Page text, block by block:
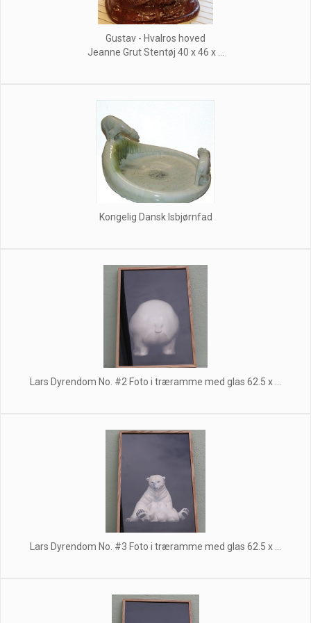
Gustav - Hvalros hoved
Jeanne Grut Stentøj 40 x 46 x ...
Kongelig Dansk Isbjørnfad
Lars Dyrendom No. #2 Foto i træramme med glas 62.5 x ...
Lars Dyrendom No. #3 Foto i træramme med glas 62.5 x ...